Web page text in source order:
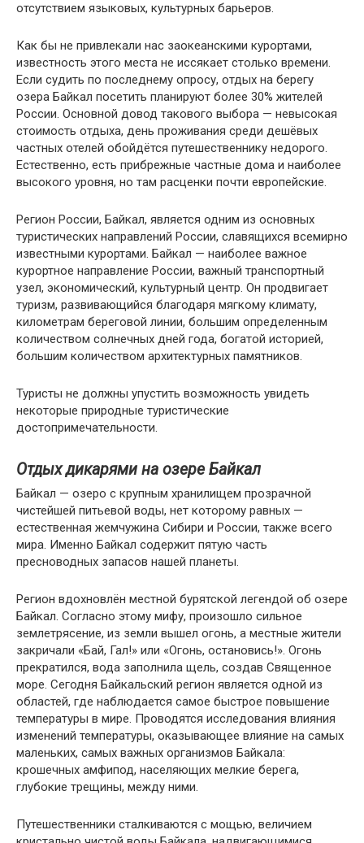
отсутствием языковых, культурных барьеров.
Как бы не привлекали нас заокеанскими курортами,
известность этого места не иссякает столько времени.
Если судить по последнему опросу, отдых на берегу
озера Байкал посетить планируют более 30% жителей
России. Основной довод такового выбора — невысокая
стоимость отдыха, день проживания среди дешёвых
частных отелей обойдётся путешественнику недорого.
Естественно, есть прибрежные частные дома и наиболее
высокого уровня, но там расценки почти европейские.
Регион России, Байкал, является одним из основных
туристических направлений России, славящихся всемирно
известными курортами. Байкал — наиболее важное
курортное направление России, важный транспортный
узел, экономический, культурный центр. Он продвигает
туризм, развивающийся благодаря мягкому климату,
километрам береговой линии, большим определенным
количеством солнечных дней года, богатой историей,
большим количеством архитектурных памятников.
Туристы не должны упустить возможность увидеть
некоторые природные туристические
достопримечательности.
Отдых дикарями на озере Байкал
Байкал — озеро с крупным хранилищем прозрачной
чистейшей питьевой воды, нет которому равных —
естественная жемчужина Сибири и России, также всего
мира. Именно Байкал содержит пятую часть
пресноводных запасов нашей планеты.
Регион вдохновлён местной бурятской легендой об озере
Байкал. Согласно этому мифу, произошло сильное
землетрясение, из земли вышел огонь, а местные жители
закричали «Бай, Гал!» или «Огонь, остановись!». Огонь
прекратился, вода заполнила щель, создав Священное
море. Сегодня Байкальский регион является одной из
областей, где наблюдается самое быстрое повышение
температуры в мире. Проводятся исследования влияния
изменений температуры, оказывающее влияние на самых
маленьких, самых важных организмов Байкала:
крошечных амфипод, населяющих мелкие берега,
глубокие трещины, между ними.
Путешественники сталкиваются с мощью, величием